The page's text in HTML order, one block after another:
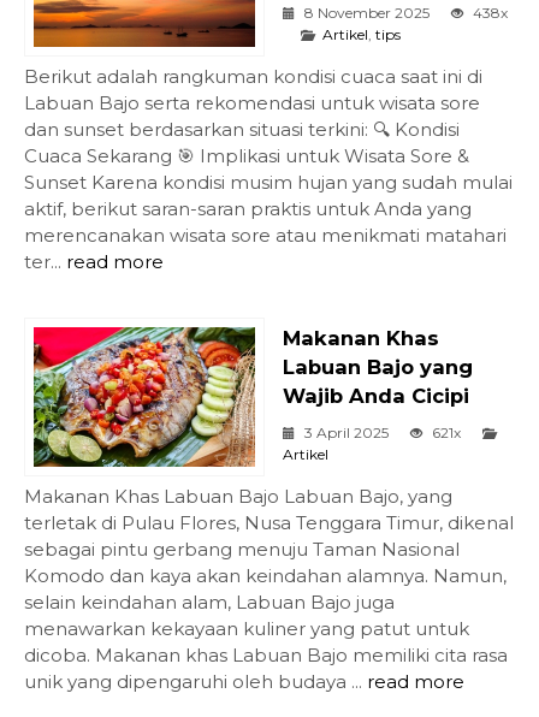
8 November 2025
438x
Artikel, tips
Berikut adalah rangkuman kondisi cuaca saat ini di
Labuan Bajo serta rekomendasi untuk wisata sore
dan sunset berdasarkan situasi terkini: 🔍 Kondisi
Cuaca Sekarang 🎯 Implikasi untuk Wisata Sore &
Sunset Karena kondisi musim hujan yang sudah mulai
aktif, berikut saran-saran praktis untuk Anda yang
merencanakan wisata sore atau menikmati matahari
ter... read more
Makanan Khas
Labuan Bajo yang
Wajib Anda Cicipi
3 April 2025
621x
Artikel
Makanan Khas Labuan Bajo Labuan Bajo, yang
terletak di Pulau Flores, Nusa Tenggara Timur, dikenal
sebagai pintu gerbang menuju Taman Nasional
Komodo dan kaya akan keindahan alamnya. Namun,
selain keindahan alam, Labuan Bajo juga
menawarkan kekayaan kuliner yang patut untuk
dicoba. Makanan khas Labuan Bajo memiliki cita rasa
unik yang dipengaruhi oleh budaya ... read more